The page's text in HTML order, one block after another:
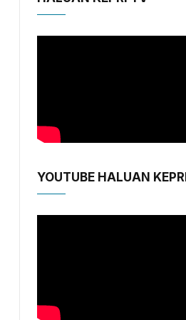
YOUTUBE HALUAN KEPRI